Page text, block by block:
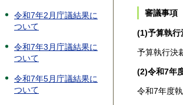
令和7年2月庁議結果に
ついて
令和7年3月庁議結果に
ついて
令和7年5月庁議結果に
ついて
審議事項
(1)予算執行
予算執行決
(2)令和7年
令和7年度